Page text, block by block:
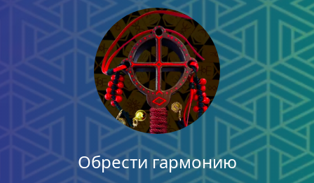
Обрести гармонию